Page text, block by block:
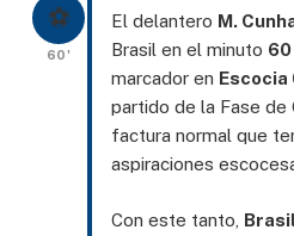
⚽
60'
El delantero M.
Brasil en el minuto 60
marcador en
partido de la Fase de
factura normal que
aspiraciones
Con este tanto,